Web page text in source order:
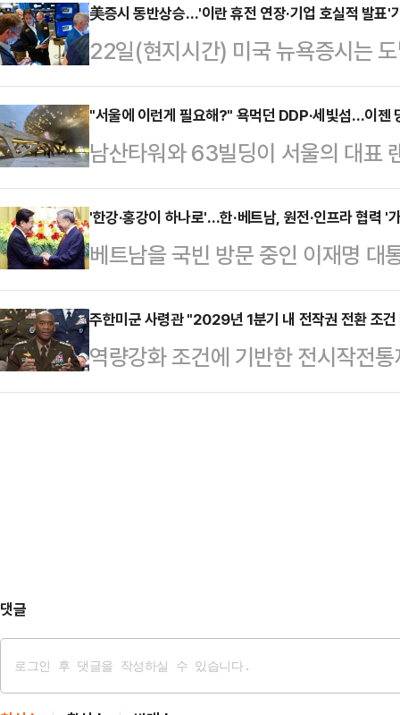
프 대통령은 22일(현지시간) 소셜
부가 내 요청을 받아들여 여성 8명
즉시 석방될 것이고 4명은 징역 1
면서 “이란과 그 지도자들이 미국
됐던 처형을 취소했다. 매우 감사하
8명의 여성을…
美증시 동반상승…'이란 휴전 연장·기업 호실적 발표'
22일(현지시간) 미국 뉴욕증시는
기업들의 호실적 발표가 겹치면서
뉴욕증권거래소에서 전통적인 우
간) 전 거래일보다 340.90포인
다. 대형주 위주의 S&P500지수
을 기록했고, 기술주 중심의 나스
른 2만 4659.34에 거래를 마쳤다.
"서울에 이런게 필요해?" 욕먹던 DDP·세빛섬…이젠
남산타워와 63빌딩이 서울의 대표
장한 두 건물은 70년대 '한강의 기
국민들에게 "우리도 선진국이 될
기도 하다.90년대와 2000년대를
진입했다. 적어도 소득수준으로는
진국'은 단순히 숫자로 말하는 소득
문화를 누리고 어떻게 여가를 즐기
한다.◇기획 당…
'한강·홍강이 하나로'…한·베트남, 원전·인프라 협력 '
베트남을 국빈 방문 중인 이재명
기장 겸 국가주석(권력 서열 1위)과
안정, 철도, 신도시 등의 분야에서
력 강화를 위한 양해각서(MOU)도
서기장이 지난해 8월 한국을 국빈
주한미군 사령관 "2029년 1분기 내 전작권 전환 조
역량강화 조건에 기반한 전시작전
주한미군 사령관이 “2029회계연
댓글